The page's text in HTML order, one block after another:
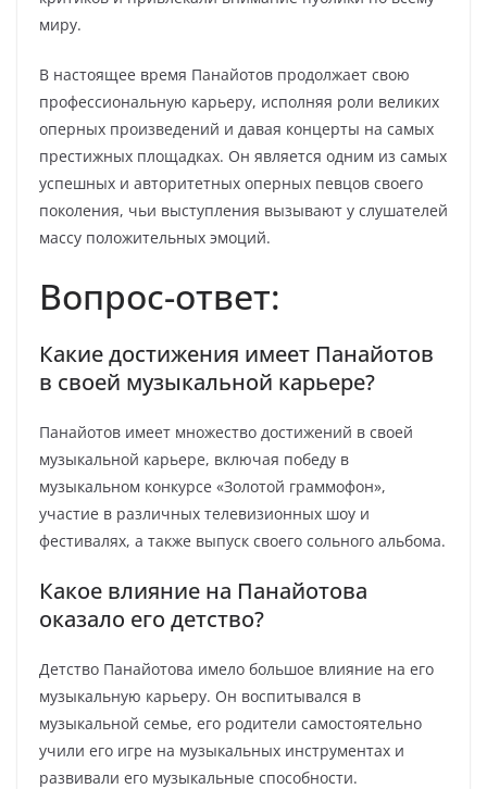
миру.
В настоящее время Панайотов продолжает свою
профессиональную карьеру, исполняя роли великих
оперных произведений и давая концерты на самых
престижных площадках. Он является одним из самых
успешных и авторитетных оперных певцов своего
поколения, чьи выступления вызывают у слушателей
массу положительных эмоций.
Вопрос-ответ:
Какие достижения имеет Панайотов
в своей музыкальной карьере?
Панайотов имеет множество достижений в своей
музыкальной карьере, включая победу в
музыкальном конкурсе «Золотой граммофон»,
участие в различных телевизионных шоу и
фестивалях, а также выпуск своего сольного альбома.
Какое влияние на Панайотова
оказало его детство?
Детство Панайотова имело большое влияние на его
музыкальную карьеру. Он воспитывался в
музыкальной семье, его родители самостоятельно
учили его игре на музыкальных инструментах и
развивали его музыкальные способности.